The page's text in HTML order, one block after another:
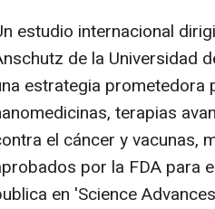
estudio internacional
de la Universidad
estrategia prometedora
terapias
el cáncer y vacunas,
por la FDA para
en 'Science